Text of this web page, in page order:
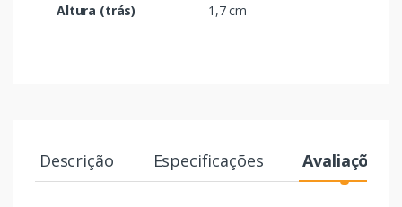
Altura (trás)
1,7 cm
Descrição Especificações Avaliações